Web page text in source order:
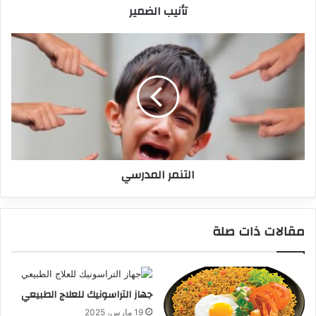
تأنيب الضمير
التنمر المدرسي
مقالات ذات صلة
جهاز التراسونيك للعلاج الطبيعي
19 مارس، 2025